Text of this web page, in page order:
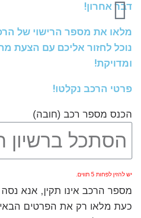
דבר אחרון!
מלאו את מספר הרישוי של
נוכל לחזור אליכם עם הצעת
ומדויקת!
פרטי הרכב נקלטו!
הכנס מספר רכב (חובה)
יש להזין לפחות 5 תווים.
מספר הרכב אינו תקין, אנא
כעת מלאו רק את הפרטים הבאים